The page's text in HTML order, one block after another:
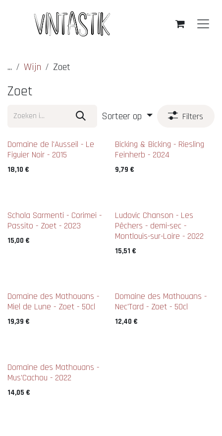
... Wijn Zoet
Zoet
Sorteer op Filters
Nieuw !
Domaine de l'Ausseil - Le
Figuier Noir - 2015
18,10 €
Bicking & Bicking - Riesling
Feinherb - 2024
9,79 €
Schola Sarmenti - Corimei -
Passito - Zoet - 2023
15,00 €
Ludovic Chanson - Les
Pêchers - demi-sec -
Montlouis-sur-Loire - 2022
15,51 €
Domaine des Mathouans -
Miel de Lune - Zoet - 50cl
19,39 €
Domaine des Mathouans -
Nec'Tard - Zoet - 50cl
12,40 €
Domaine des Mathouans -
Mus'Cachou - 2022
14,05 €